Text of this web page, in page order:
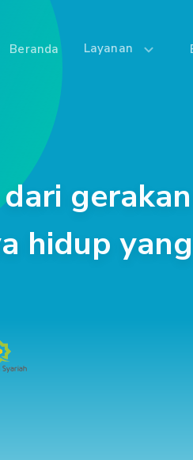
Beranda Layanan
gerakan
hidup yang